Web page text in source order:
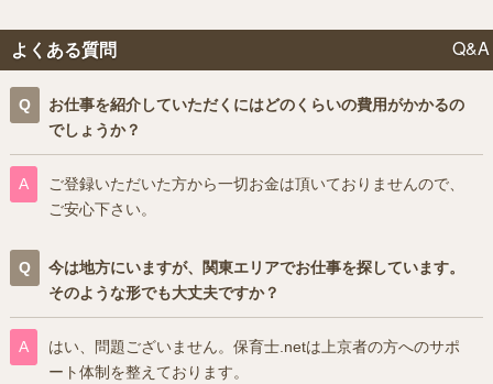
よくある質問 Q&A
お仕事を紹介していただくにはどのくらいの費用がかかるの
でしょうか？
ご登録いただいた方から一切お金は頂いておりませんので、
ご安心下さい。
今は地方にいますが、関東エリアでお仕事を探しています。
そのような形でも大丈夫ですか？
はい、問題ございません。保育士.netは上京者の方へのサポ
ート体制を整えております。